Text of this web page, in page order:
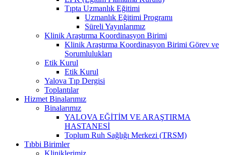
Tıpta Uzmanlık Eğitimi
Uzmanlık Eğitimi Programı
Süreli Yayınlarımız
Klinik Araştırma Koordinasyon Birimi
Klinik Araştırma Koordinasyon Birimi Görev ve
Sorumlulukları
Etik Kurul
Etik Kurul
Yalova Tıp Dergisi
Toplantılar
Hizmet Binalarımız
Binalarımız
YALOVA EĞİTİM VE ARAŞTIRMA
HASTANESİ
Toplum Ruh Sağlığı Merkezi (TRSM)
Tıbbi Birimler
Kliniklerimiz